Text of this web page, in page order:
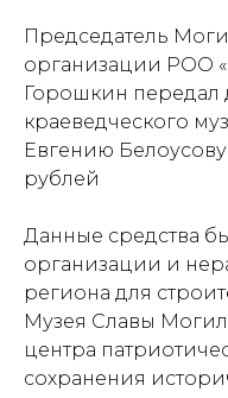
Председатель
организации РОО
Горошкин передал
краеведческого
Евгению
рублей
Данные средства
организации и
региона для
Музея Славы
центра
сохранения